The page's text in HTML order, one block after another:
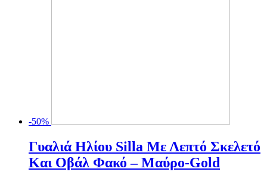
-50%
Γυαλιά Ηλίου Silla Με Λεπτό Σκελετό
Και Oβάλ Φακό – Μαύρο-Gold